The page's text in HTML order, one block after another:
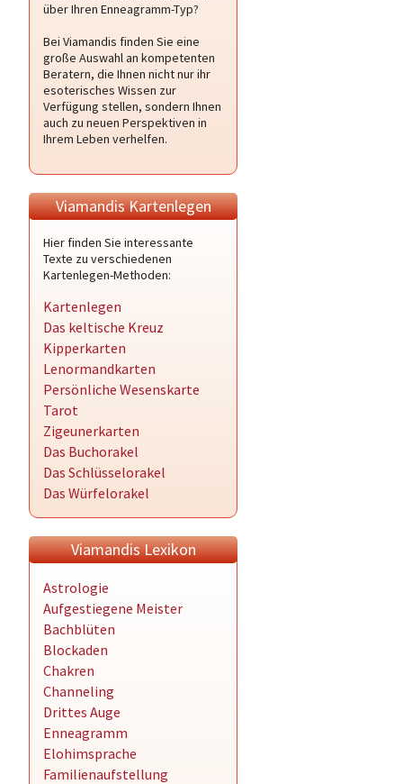
über Ihren Enneagramm-Typ?
Bei Viamandis finden Sie eine
große Auswahl an kompetenten
Beratern, die Ihnen nicht nur ihr
esoterisches Wissen zur
Verfügung stellen, sondern Ihnen
auch zu neuen Perspektiven in
Ihrem Leben verhelfen.
Viamandis Kartenlegen
Hier finden Sie interessante
Texte zu verschiedenen
Kartenlegen-Methoden:
Kartenlegen
Das keltische Kreuz
Kipperkarten
Lenormandkarten
Persönliche Wesenskarte
Tarot
Zigeunerkarten
Das Buchorakel
Das Schlüsselorakel
Das Würfelorakel
Viamandis Lexikon
Astrologie
Aufgestiegene Meister
Bachblüten
Blockaden
Chakren
Channeling
Drittes Auge
Enneagramm
Elohimsprache
Familienaufstellung